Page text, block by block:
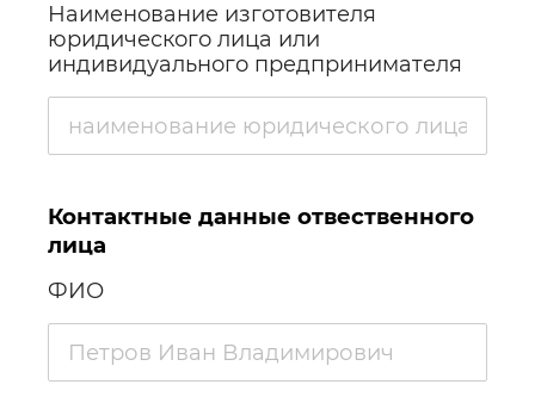
Наименование изготовителя
юридического лица или
индивидуального предпринимателя
Контактные данные отвественного
лица
ФИО